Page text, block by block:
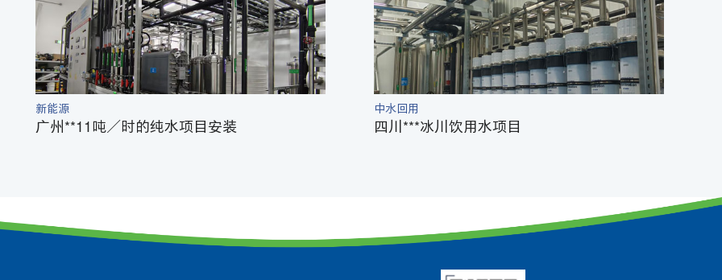
新能源
广州**11吨／时的纯水项目安装
中水回用
四川***冰川饮用水项目